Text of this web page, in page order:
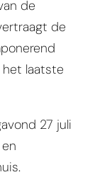
de
de
het laatste
27 juli